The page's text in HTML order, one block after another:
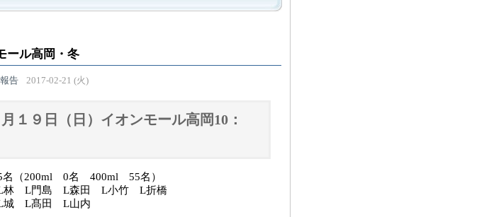
ール高岡・冬
告 2017-02-21 (火)
月１９ 日（日）イオンモール高岡10：
名（200ml 0名 400ml 55名）
林 L門島 L森田 L小竹 L折橋
髙田 L山内